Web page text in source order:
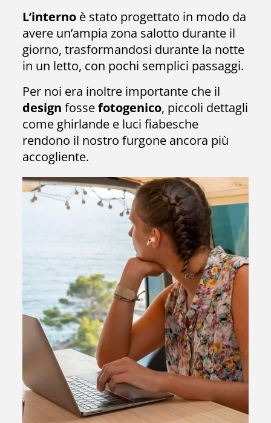
L’interno è stato progettato in modo da
avere un’ampia zona salotto durante il
giorno, trasformandosi durante la notte
in un letto, con pochi semplici passaggi.
Per noi era inoltre importante che il
design fossefotogenico, piccoli dettagli
come ghirlande e luci fiabesche
rendono il nostro furgone ancora più
accogliente.